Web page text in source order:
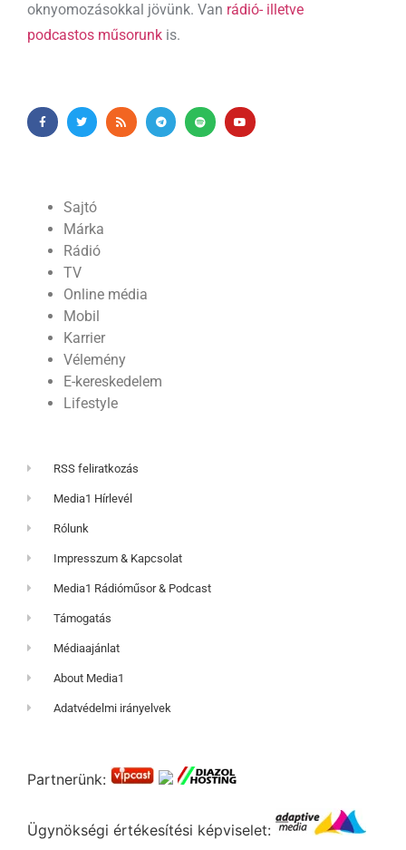
oknyomozásokkal jövünk. Van rádió- illetve
podcastos műsorunk is.
Sajtó
Márka
Rádió
TV
Online média
Mobil
Karrier
Vélemény
E-kereskedelem
Lifestyle
RSS feliratkozás
Media1 Hírlevél
Rólunk
Impresszum & Kapcsolat
Media1 Rádióműsor & Podcast
Támogatás
Médiaajánlat
About Media1
Adatvédelmi irányelvek
Partnerünk:
Ügynökségi értékesítési képviselet: